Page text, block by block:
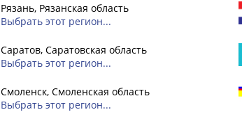
Рязань, Рязанская область
Выбрать этот регион...
Саратов, Саратовская область
Выбрать этот регион...
Смоленск, Смоленская область
Выбрать этот регион...